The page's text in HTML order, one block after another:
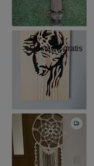
Dostawa gratis